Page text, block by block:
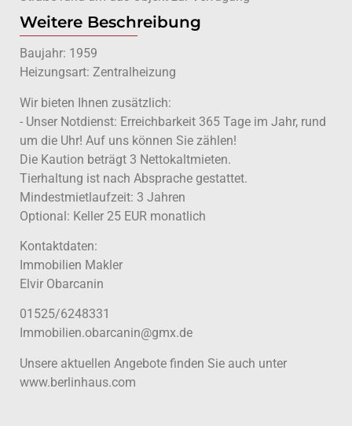
Weitere Beschreibung
Baujahr: 1959
Heizungsart: Zentralheizung
Wir bieten Ihnen zusätzlich:
- Unser Notdienst: Erreichbarkeit 365 Tage im Jahr, rund
um die Uhr! Auf uns können Sie zählen!
Die Kaution beträgt 3 Nettokaltmieten.
Tierhaltung ist nach Absprache gestattet.
Mindestmietlaufzeit: 3 Jahren
Optional: Keller 25 EUR monatlich
Kontaktdaten:
Immobilien Makler
Elvir Obarcanin
01525/6248331
Immobilien.obarcanin@gmx.de
Unsere aktuellen Angebote finden Sie auch unter
www.berlinhaus.com